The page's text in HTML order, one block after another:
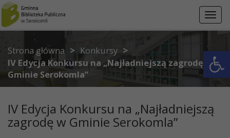
Strona główna > Konkursy >
IV Edycja Konkursu na „Najładniejszą zagrodę w
Gminie Serokomla”
IV Edycja Konkursu na „Najładniejszą
zagrodę w Gminie Serokomla”